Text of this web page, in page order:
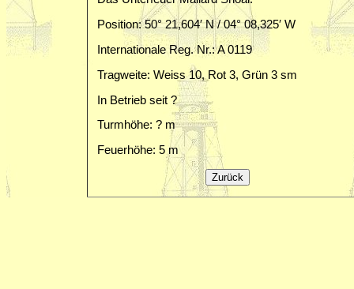
Position: 50° 21,604′ N / 04° 08,325′ W
Internationale Reg. Nr.: A 0119
Tragweite: Weiss 10, Rot 3, Grün 3 sm
In Betrieb seit ?
Turmhöhe: ? m
Feuerhöhe: 5 m